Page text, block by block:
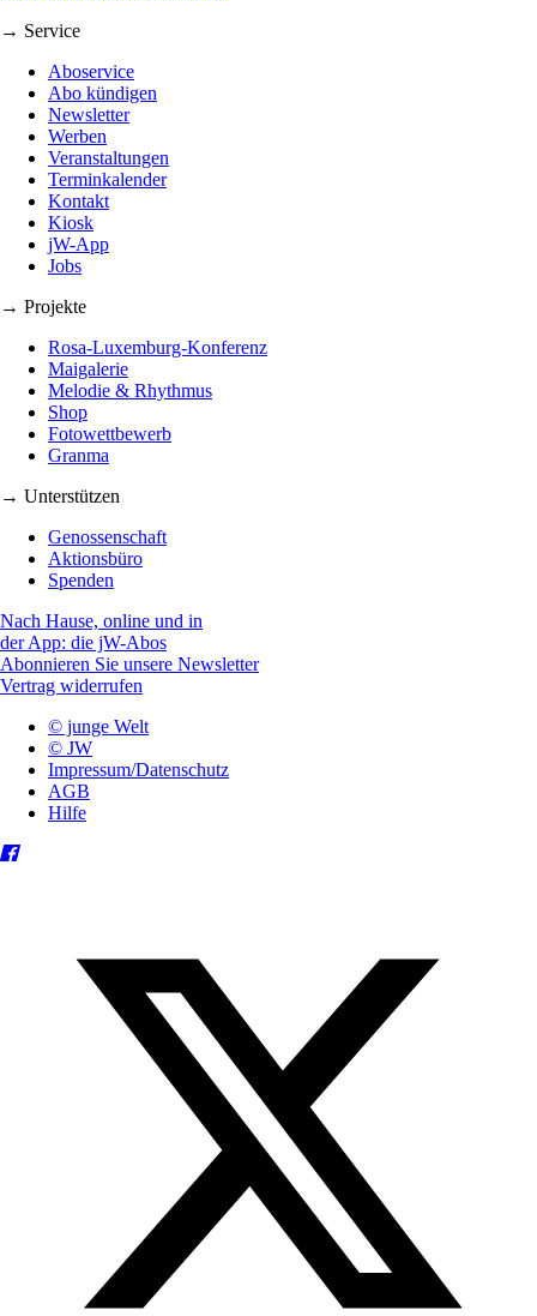
→ Service
Aboservice
Abo kündigen
Newsletter
Werben
Veranstaltungen
Terminkalender
Kontakt
Kiosk
jW-App
Jobs
→ Projekte
Rosa-Luxemburg-Konferenz
Maigalerie
Melodie & Rhythmus
Shop
Fotowettbewerb
Granma
→ Unterstützen
Genossenschaft
Aktionsbüro
Spenden
Nach Hause, online und in
der App: die jW-Abos
Abonnieren Sie unsere Newsletter
Vertrag widerrufen
© junge Welt
© JW
Impressum/Datenschutz
AGB
Hilfe